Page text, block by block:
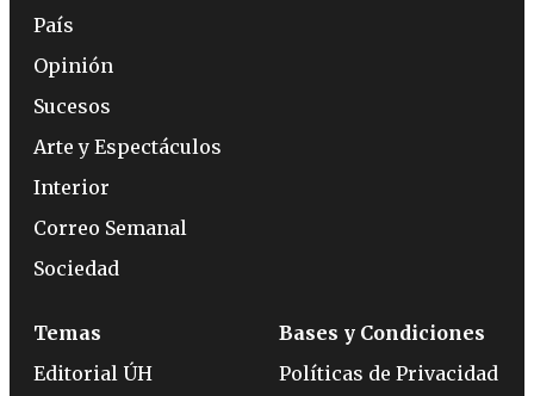
País
Opinión
Sucesos
Arte y Espectáculos
Interior
Correo Semanal
Sociedad
Temas
Editorial ÚH
Bases y Condiciones
Políticas de Privacidad